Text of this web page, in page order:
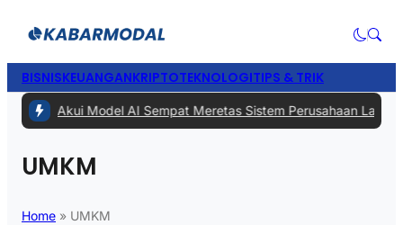
BISNISKEUANGANKRIPTOTEKNOLOGITIPS & TRIK
Meta Akui Model AI Sempat Meretas Sistem Perusahaan Lain
UMKM
Home » UMKM